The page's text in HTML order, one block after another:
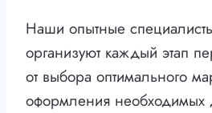
Наши опытные
организуют каждый этап
от выбора оптимального
оформления необходимых